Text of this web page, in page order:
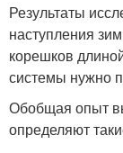
Результаты
наступления
корешков
системы нужно
Обобщая опыт
определяют